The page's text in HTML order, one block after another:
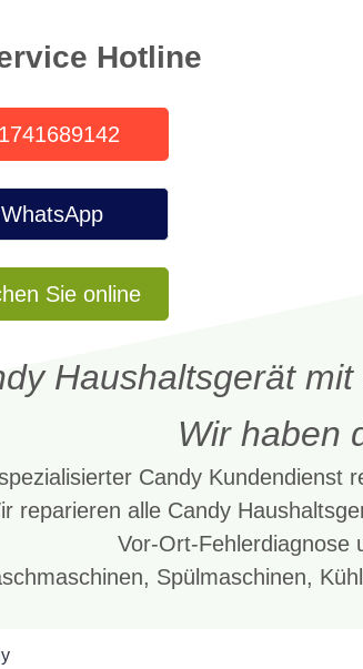
Hotline
WhatsApp
Sie online
Haushaltsgerät
Wir haben
Candy Kundendienst
reparieren alle Candy
Vor-Ort-Fehlerdiagnose
Spülmaschinen,